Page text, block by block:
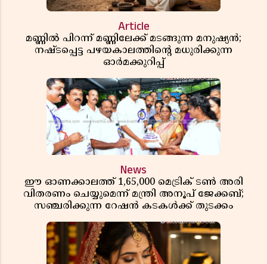
Article
മണ്ണിൽ പിറന്ന് മണ്ണിലേക്ക് മടങ്ങുന്ന മനുഷ്യൻ;
നഷ്ടപ്പെട്ട പഴയകാലത്തിൻ്റെ മധുരിക്കുന്ന
ഓർമക്കുറിപ്പ്
News
ഈ ഓണക്കാലത്ത് 1,65,000 മെട്രിക് ടൺ അരി
വിതരണം ചെയ്യുമെന്ന് മന്ത്രി അനൂപ് ജേക്കബ്;
സഞ്ചരിക്കുന്ന റേഷൻ കടകൾക്ക് തുടക്കം